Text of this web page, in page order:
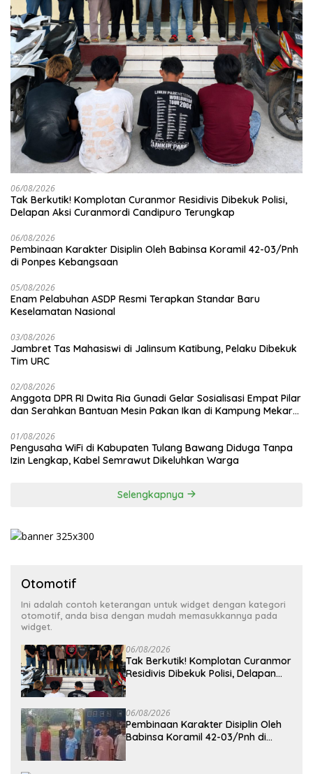
06/08/2026
Tak Berkutik! Komplotan Curanmor Residivis Dibekuk Polisi,
Delapan Aksi Curanmordi Candipuro Terungkap
06/08/2026
Pembinaan Karakter Disiplin Oleh Babinsa Koramil 42-03/Pnh
di Ponpes Kebangsaan
05/08/2026
Enam Pelabuhan ASDP Resmi Terapkan Standar Baru
Keselamatan Nasional
03/08/2026
Jambret Tas Mahasiswi di Jalinsum Katibung, Pelaku Dibekuk
Tim URC
02/08/2026
Anggota DPR RI Dwita Ria Gunadi Gelar Sosialisasi Empat Pilar
dan Serahkan Bantuan Mesin Pakan Ikan di Kampung Mekar
01/08/2026
Pengusaha WiFi di Kabupaten Tulang Bawang Diduga Tanpa
Izin Lengkap, Kabel Semrawut Dikeluhkan Warga
Selengkapnya
Otomotif
Ini adalah contoh keterangan untuk widget dengan kategori
otomotif, anda bisa dengan mudah memasukkannya pada
widget.
06/08/2026
Tak Berkutik! Komplotan Curanmor
Residivis Dibekuk Polisi, Delapan
06/08/2026
Pembinaan Karakter Disiplin Oleh
Babinsa Koramil 42-03/Pnh di